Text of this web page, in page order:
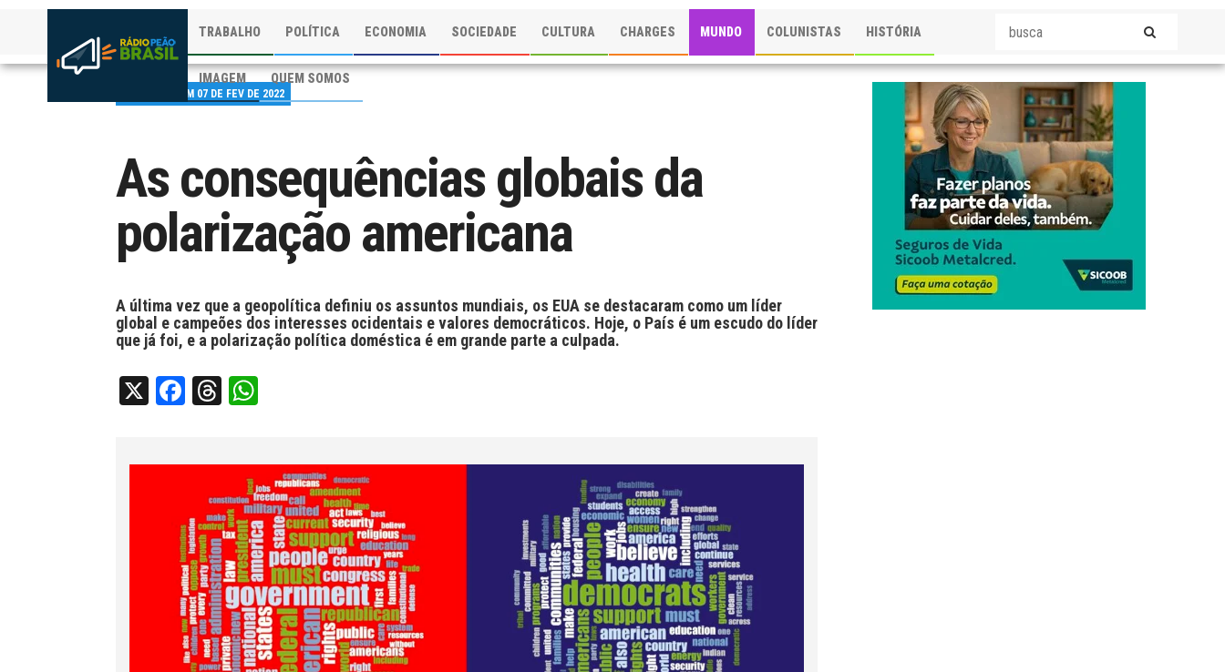
TRABALHO POLÍTICA ECONOMIA SOCIEDADE CULTURA CHARGES MUNDO COLUNISTAS HISTÓRIA
IMAGEM QUEM SOMOS
PUBLICADO EM 07 DE FEV DE 2022
As consequências globais da
polarização americana
A última vez que a geopolítica definiu os assuntos mundiais, os EUA se destacaram como um líder
global e campeões dos interesses ocidentais e valores democráticos. Hoje, o País é um escudo do líder
que já foi, e a polarização política doméstica é em grande parte a culpada.
X Facebook
Threads